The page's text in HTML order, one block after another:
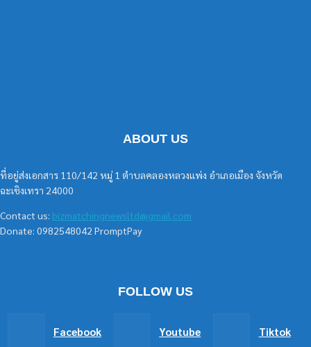
ABOUT US
ที่อยู่ส่งเอกสาร 110/142 หมู่ 1 ตำบลคลองหลวงแพ่ง อำเภอเมือง จังหวัด
ฉะเชิงเทรา 24000
Contact us: bizmatchingnewsltd@gmail.com
Donate: 0982548042 PromptPay
FOLLOW US
Facebook Youtube Tiktok